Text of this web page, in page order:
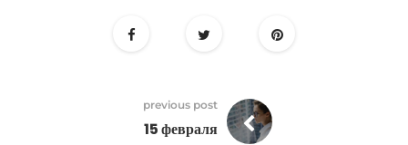
previous post
15 февраля